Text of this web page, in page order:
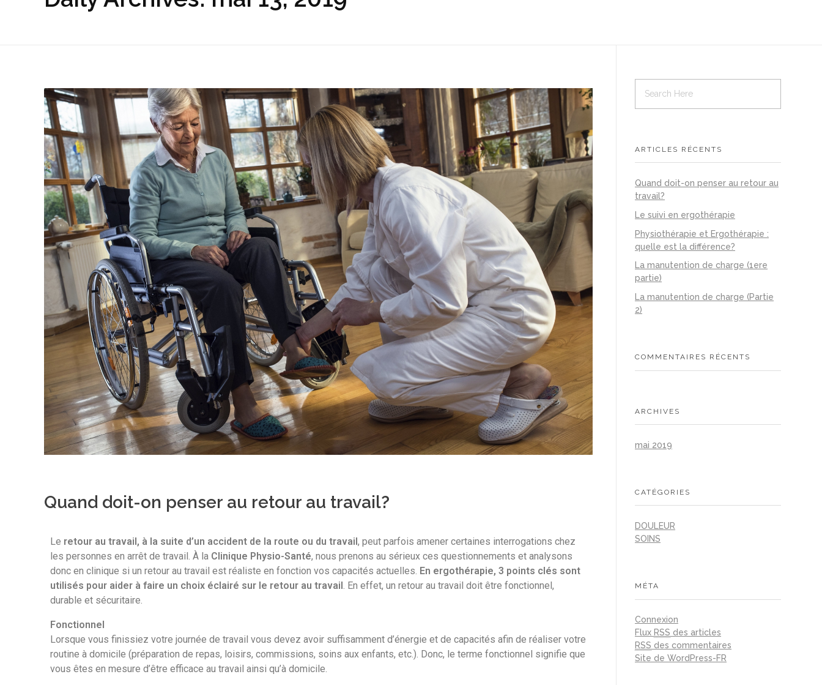
Quand doit-on penser au retour au travail?
Le retour au travail, à la suite d’un accident de la route ou du travail, peut parfois amener certaines interrogations chez
les personnes en arrêt de travail. À la Clinique Physio-Santé, nous prenons au sérieux ces questionnements et analysons
donc en clinique si un retour au travail est réaliste en fonction vos capacités actuelles. En ergothérapie, 3 points clés sont
utilisés pour aider à faire un choix éclairé sur le retour au travail . En effet, un retour au travail doit être fonctionnel,
durable et sécuritaire.
Fonctionnel
Lorsque vous finissiez votre journée de travail vous devez avoir suffisamment d’énergie et de capacités afin de réaliser votre
routine à domicile (préparation de repas, loisirs, commissions, soins aux enfants, etc.). Donc, le terme fonctionnel signifie que
vous êtes en mesure d’être efficace au travail ainsi qu’à domicile.
ARTICLES RÉCENTS
Quand doit-on penser au retour au
travail?
Le suivi en ergothérapie
Physiothérapie et Ergothérapie :
quelle est la différence?
La manutention de charge (1ere
partie)
La manutention de charge (Partie
2)
COMMENTAIRES RÉCENTS
ARCHIVES
mai 2019
CATÉGORIES
DOULEUR
SOINS
MÉTA
Connexion
Flux RSS des articles
RSS des commentaires
Site de WordPress-FR